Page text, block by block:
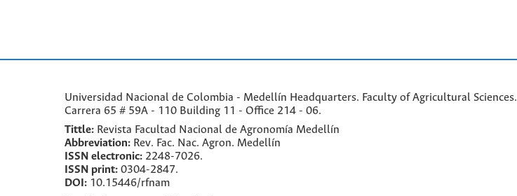
Universidad Nacional de Colombia - Medellín Headquarters. Faculty of Agricultural Sciences.
Carrera 65 # 59A - 110 Building 11 - Office 214 - 06.
Tittle: Revista Facultad Nacional de Agronomía Medellín
Abbreviation: Rev. Fac. Nac. Agron. Medellín
ISSN electronic: 2248-7026.
ISSN print: 0304-2847.
DOI: 10.15446/rfnam